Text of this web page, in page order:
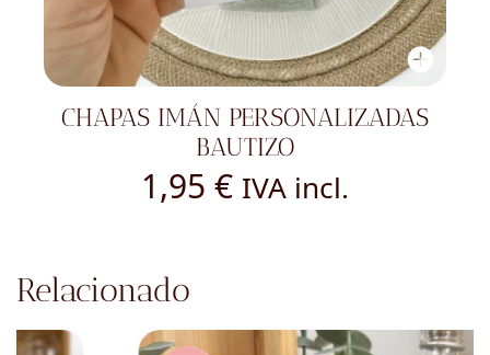
CHAPAS IMÁN PERSONALIZADAS
BAUTIZO
1,95 € IVA incl.
Relacionado